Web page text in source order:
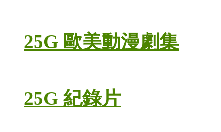
25G 歐美動漫劇集
25G 紀錄片